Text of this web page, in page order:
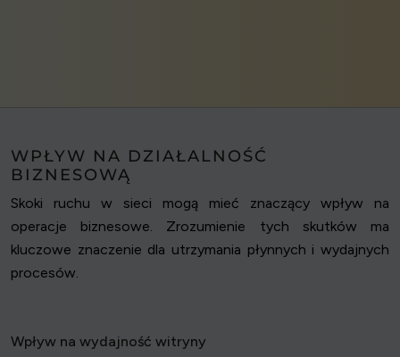
WPŁYW NA DZIAŁALNOŚĆ
BIZNESOWĄ
Skoki ruchu w sieci mogą mieć znaczący wpływ na
operacje biznesowe. Zrozumienie tych skutków ma
kluczowe znaczenie dla utrzymania płynnych i wydajnych
procesów.
Wpływ na wydajność witryny